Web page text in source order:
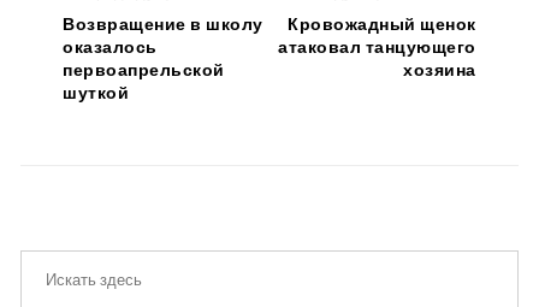
Возвращение в школу
оказалось
первоапрельской
шуткой
Кровожадный щенок
атаковал танцующего
хозяина